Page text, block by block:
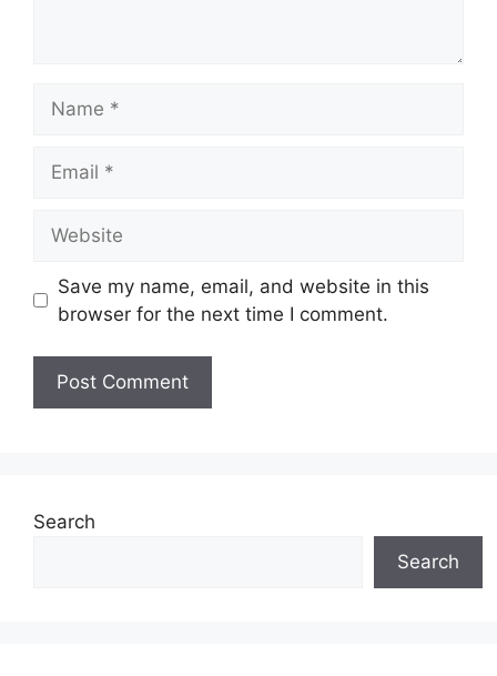
Save my name, email, and website in this
browser for the next time I comment.
Search
Search